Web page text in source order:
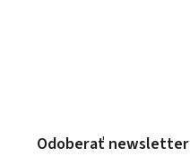
Odoberať newsletter